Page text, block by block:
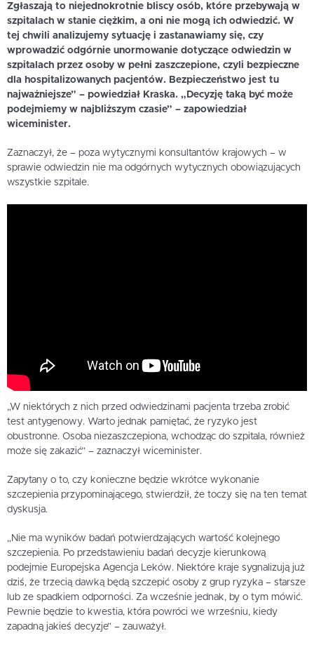
Zgłaszają to niejednokrotnie bliscy osób, które przebywają w
szpitalach w stanie ciężkim, a oni nie mogą ich odwiedzić. W
tej chwili analizujemy sytuację i zastanawiamy się, czy
wprowadzić odgórnie unormowanie dotyczące odwiedzin w
szpitalach przez osoby w pełni zaszczepione, czyli bezpieczne
dla hospitalizowanych pacjentów. Bezpieczeństwo jest tu
najważniejsze” – powiedział Kraska. „Decyzję taką być może
podejmiemy w najbliższym czasie” – zapowiedział
wiceminister.
Zaznaczył, że – poza wytycznymi konsultantów krajowych – w
sprawie odwiedzin nie ma odgórnych wytycznych obowiązujących
wszystkie szpitale.
„W niektórych z nich przed odwiedzinami pacjenta trzeba zrobić
test antygenowy. Warto jednak pamiętać, że ryzyko jest
obustronne. Osoba niezaszczepiona, wchodząc do szpitala, również
może się zakazić” – zaznaczył wiceminister.
Zapytany o to, czy konieczne będzie wkrótce wykonanie
szczepienia przypominającego, stwierdził, że toczy się na ten temat
dyskusja.
„Nie ma wyników badań potwierdzających wartość kolejnego
szczepienia. Po przedstawieniu badań decyzje kierunkową
podejmie Europejska Agencja Leków. Niektóre kraje sygnalizują już
dziś, że trzecią dawką będą szczepić osoby z grup ryzyka – starsze
lub ze spadkiem odporności. Za wcześnie jednak, by o tym mówić.
Pewnie będzie to kwestia, która powróci we wrześniu, kiedy
zapadną jakieś decyzje” – zauważył.